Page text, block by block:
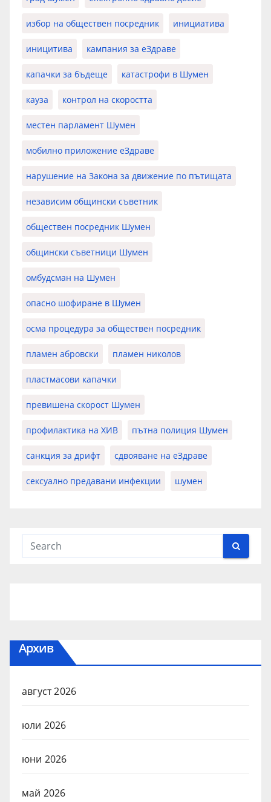
избор на обществен посредник инициатива
иницитива кампания за еЗдраве
капачки за бъдеще катастрофи в Шумен
кауза контрол на скоростта
местен парламент Шумен
мобилно приложение еЗдраве
нарушение на Закона за движение по пътищата
независим общински съветник
обществен посредник Шумен
общински съветници Шумен
омбудсман на Шумен
опасно шофиране в Шумен
осма процедура за обществен посредник
пламен абровски пламен николов
пластмасови капачки
превишена скорост Шумен
профилактика на ХИВ пътна полиция Шумен
санкция за дрифт сдвояване на еЗдраве
сексуално предавани инфекции шумен
Архив
август 2026
юли 2026
юни 2026
май 2026